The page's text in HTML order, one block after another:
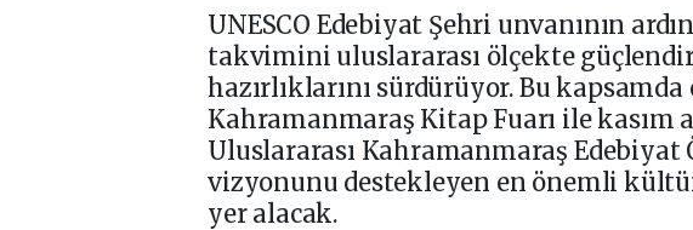
UNESCO Edebiyat Şehri unvanının
takvimini uluslararası ölçekte
hazırlıklarını sürdürüyor. Bu
Kahramanmaraş Kitap Fuarı ile kasım
Uluslararası Kahramanmaraş Edebiyat
vizyonunu destekleyen en önemli
yer alacak.